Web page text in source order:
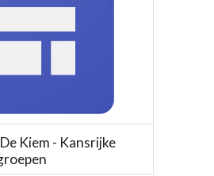
Kiem - Kansrijke